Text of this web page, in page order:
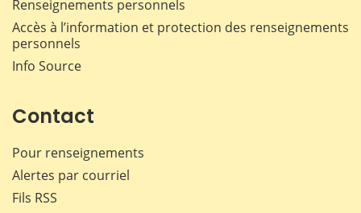
Renseignements personnels
Accès à l’information et protection des renseignements
personnels
Info Source
Contact
Pour renseignements
Alertes par courriel
Fils RSS